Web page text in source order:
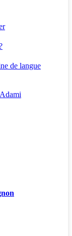
de langue